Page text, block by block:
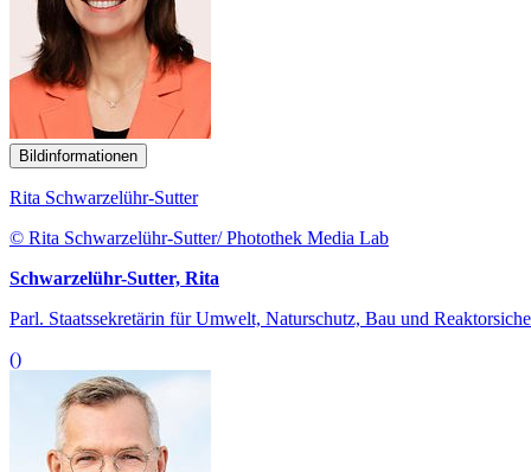
Bildinformationen
Rita Schwarzelühr-Sutter
© Rita Schwarzelühr-Sutter/ Photothek Media Lab
Schwarzelühr-Sutter, Rita
Parl. Staatssekretärin für Umwelt, Naturschutz, Bau und
()